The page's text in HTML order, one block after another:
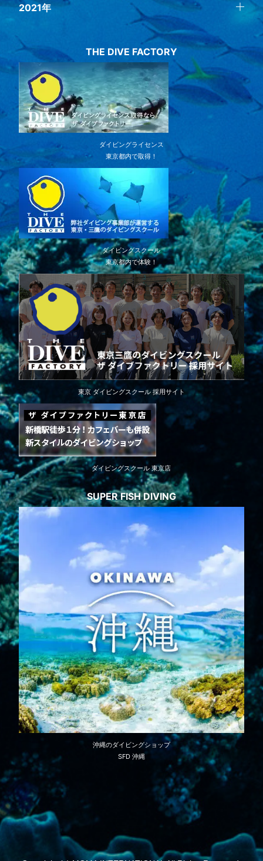
2021年
THE DIVE FACTORY
ダイビングライセンス
東京都内で取得！
ダイビングスクール
東京都内で体験！
東京 ダイビングスクール 採用サイト
ダイビングスクール 東京店
SUPER FISH DIVING
沖縄のダイビングショップ
SFD 沖縄